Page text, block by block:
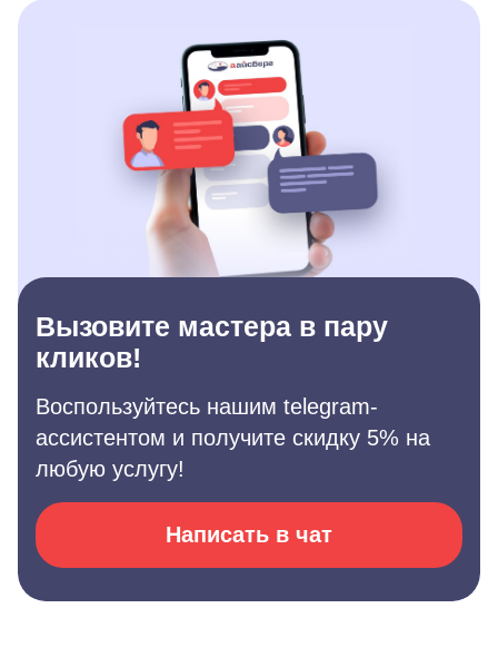
Вызовите мастера в пару
кликов!
Воспользуйтесь нашим telegram-
ассистентом и получите скидку 5% на
любую услугу!
Написать в чат